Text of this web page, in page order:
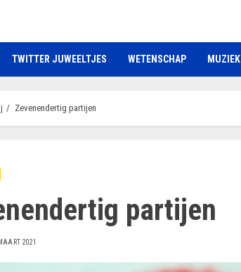
TWITTER JUWEELTJES WETENSCHAP MUZIEK
Zevenendertig partijen
partijen
2021